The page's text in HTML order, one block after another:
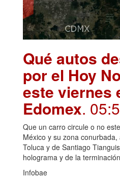
Qué autos
por el Hoy
este viernes
Edomex.
Que un carro circule o no
México y su zona
Toluca y de Santiago
holograma y de la
Infobae